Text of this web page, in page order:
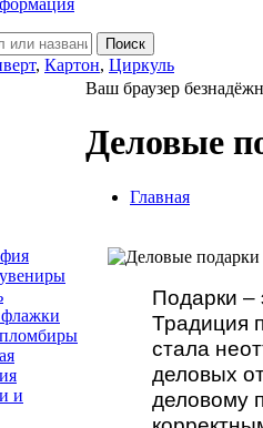
, Картон, Циркуль
и
Ваш браузер
Деловые
Главная
Подарки –
Традиция
стала
деловых
деловому